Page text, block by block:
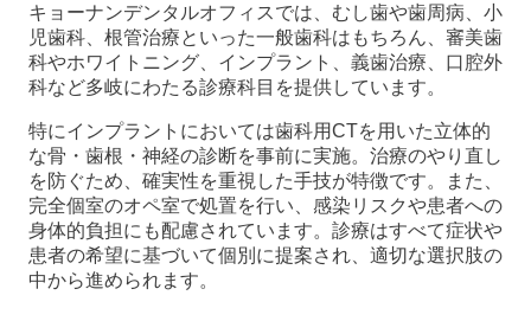
キョーナンデンタルオフィスでは、むし歯や歯周病、小
児歯科、根管治療といった一般歯科はもちろん、審美歯
科やホワイトニング、インプラント、義歯治療、口腔外
科など多岐にわたる診療科目を提供しています。
特にインプラントにおいては歯科用CTを用いた立体的
な骨・歯根・神経の診断を事前に実施。治療のやり直し
を防ぐため、確実性を重視した手技が特徴です。また、
完全個室のオペ室で処置を行い、感染リスクや患者への
身体的負担にも配慮されています。診療はすべて症状や
患者の希望に基づいて個別に提案され、適切な選択肢の
中から進められます。